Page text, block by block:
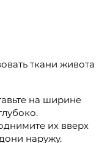
ткани живота
на ширине
их вверх
наружу.